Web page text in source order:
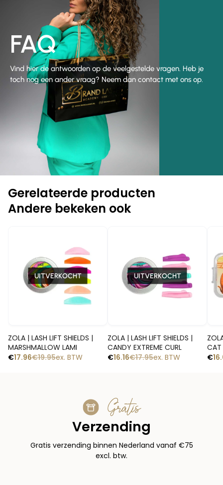
FAQ
Vind hier de antwoorden op de veelgestelde vragen. Heb je
toch nog een ander vraag? Neem dan contact met ons op.
Gerelateerde producten
Andere bekeken ook
UITVERKOCHT
ZOLA | LASH LIFT SHIELDS |
MARSHMALLOW LAMI
€19.95
€17.96 ex. BTW
UITVERKOCHT
ZOLA | LASH LIFT SHIELDS |
CANDY EXTREME CURL
€17.95
€16.16 ex. BTW
CAT
€
Gratis
Verzending
Gratis verzending binnen Nederland vanaf €75
excl. btw.